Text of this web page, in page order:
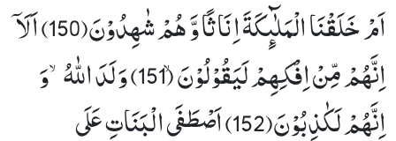
اَمْ خَلَقْنَا الْمَلٰٓىٕكَةَ اِنَاثًا وَّ هُمْ شٰهِدُوْنَ(150) اَلَاۤ
اِنَّهُمْ مِّنْ اِفْكِهِمْ لَیَقُوْلُوْنَۙ (151) وَلَدَ اللّٰهُۙ-وَ
اِنَّهُمْ لَكٰذِبُوْنَ(152) اَصْطَفَى الْبَنَاتِ عَلَى